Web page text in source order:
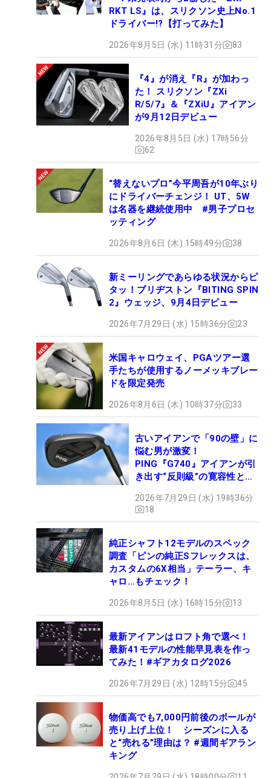
RKT LS』は、スリクソン史上No.1
ドライバー!?【打ってみた】
2026年8月5日 (水) 11時31分 83
『4』が消え『R』が加わっ
た！ スリクソン『ZXi
R/5/7』＆『ZXiU』アイアン
が9月12日デビュー
2026年8月5日 (水) 17時56分
62
“替えないプロ”今平周吾が10年ぶり
にドライバーチェンジ！ UT、5W
は名器を継続使用中 #男子プロセ
ッティング
2026年8月6日 (木) 15時49分 38
新ミーリングであらゆる状況からピ
タッ！ブリヂストン『BITING SPIN
2』ウェッジ、9月4日デビュー
2026年7月29日 (水) 15時36分 23
米国キャロウェイ、PGAツアー選
手たちが使用するノーメッキブレー
ドを限定発売
2026年8月6日 (木) 10時37分 33
古いアイアンで「90の壁」に
悩む男が激変！
PING『G740』アイアンが引
き出す“反則級”の寛容性と飛
2026年7月29日 (水) 19時36分
18
純正シャフト12モデルのスペック
調査「ピンの純正Sフレックスは、
カスタムの6X相当」テーラー、キ
ャロ…もチェック！
2026年8月5日 (水) 16時15分 13
最新アイアンはロフト角で選べ！
最新41モデルの性能早見表を作っ
てみた！#ギアカタログ2026
2026年7月29日 (水) 12時15分 45
物価高でも7,000円前後のボールが
売り上げ上位！ シーズンに入る
と“売れる”理由は？ #週間ギアラン
キング